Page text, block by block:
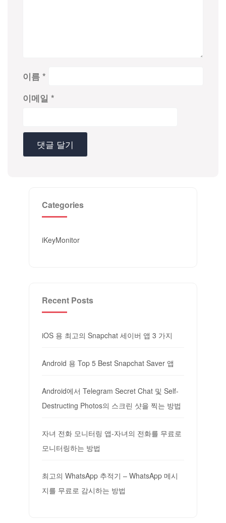
이름 *
이메일 *
Categories
iKeyMonitor
Recent Posts
iOS 용 최고의 Snapchat 세이버 앱 3 가지
Android 용 Top 5 Best Snapchat Saver 앱
Android에서 Telegram Secret Chat 및 Self-
Destructing Photos의 스크린 샷을 찍는 방법
자녀 전화 모니터링 앱-자녀의 전화를 무료로
모니터링하는 방법
최고의 WhatsApp 추적기 – WhatsApp 메시
지를 무료로 감시하는 방법